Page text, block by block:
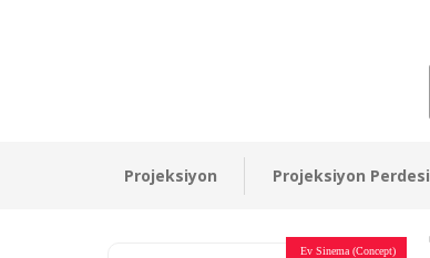
Projeksiyon Projeksiyon Perdesi
Ev Sinema
Ev Sinema
Ev Sinema
Müzeler
Ev Sinema
Restaurant - Cafe
Devlet Kurumları
Ev Sinema
Otel Sinema Salonları
Ev Sinema (Concept)